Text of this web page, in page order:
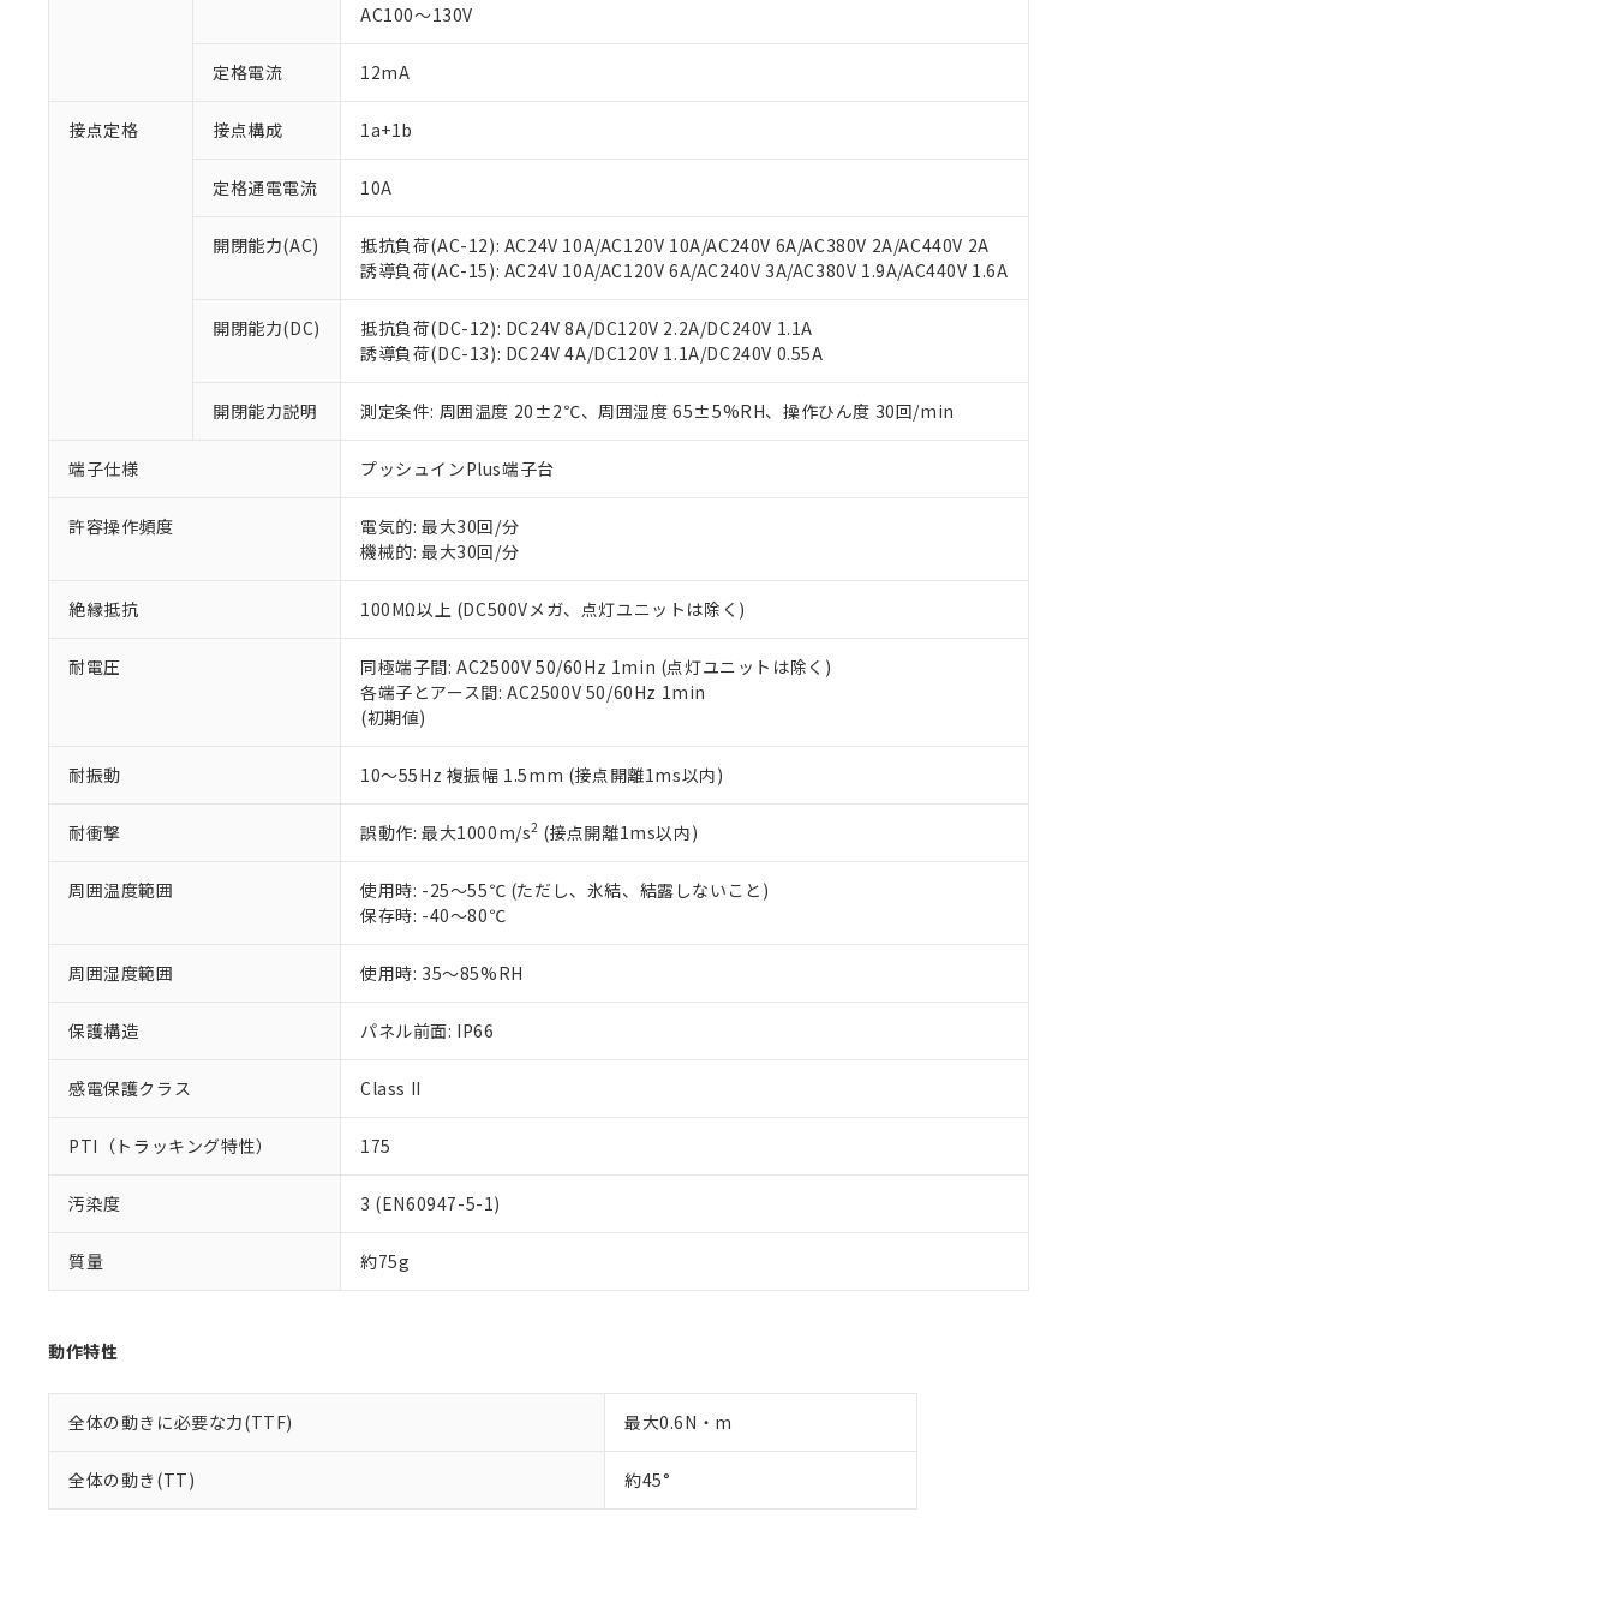
AC100～130V
定格電流 12mA
接点定格 接点構成 1a+1b
定格通電電流 10A
開閉能力(AC)
抵抗負荷(AC-12): AC24V 10A/AC120V 10A/AC240V 6A/AC380V 2A/AC440V 2A
誘導負荷(AC-15): AC24V 10A/AC120V 6A/AC240V 3A/AC380V 1.9A/AC440V 1.6A
開閉能力(DC)
抵抗負荷(DC-12): DC24V 8A/DC120V 2.2A/DC240V 1.1A
誘導負荷(DC-13): DC24V 4A/DC120V 1.1A/DC240V 0.55A
開閉能力説明 測定条件: 周囲温度 20±2℃、周囲湿度 65±5%RH、操作ひん度 30回/min
端子仕様 プッシュインPlus端子台
許容操作頻度
電気的: 最大30回/分
機械的: 最大30回/分
絶縁抵抗 100MΩ以上 (DC500Vメガ、点灯ユニットは除く)
耐電圧
同極端子間: AC2500V 50/60Hz 1min (点灯ユニットは除く)
各端子とアース間: AC2500V 50/60Hz 1min
(初期値)
耐振動 10～55Hz 複振幅 1.5mm (接点開離1ms以内)
耐衝撃 誤動作: 最大1000m/s2 (接点開離1ms以内)
周囲温度範囲
使用時: -25～55℃ (ただし、氷結、結露しないこと)
保存時: -40～80℃
周囲湿度範囲 使用時: 35～85%RH
保護構造 パネル前面: IP66
感電保護クラス Class II
PTI（トラッキング特性） 175
汚染度 3 (EN60947-5-1)
質量 約75g
動作特性
全体の動きに必要な力(TTF) 最大0.6N・m
全体の動き(TT) 約45°
ご利用条件
以下の条件をお読みいただき、同意のうえご利用ください。
くものです。
当社制御機器事業取扱商品の中には、本サービスの対象外となる商品もあることをご了承ください。
在庫状況および標準価格照会結果は、記載している更新日時点での社内データに基づき作成されるも
のであり、閲覧された時点での実際の在庫および標準価格とは異なる場合があることをご了承くださ
い。
正式な納期状況および標準価格はお客様のお取引先、またはお客様担当のオムロン制御機器販売店・
当社販売員にご相談ください。
オムロン制御機器販売店や当社販売拠点は「 販売ネットワーク
」をご確認ください。
在庫状況および標準価格結果を当社の事前の承諾なく第三者に漏洩または開示しないようお願いしま
す。
マイパーツ機能（部品リスト作成サービス）をご利用いただくには、I-Webメンバーズにご登録され
お客様が当ウェブサイト上で当社にご登録された部品リストについて、当社および当社の共同利用者
が、当社の製品・サービスに関するお客様との取引・商談に必要な範囲で利用することをご了承くだ
さい。
※当社の共同利用者とは、"個人情報の共同利用に関して"
いる法人を指します。
対応済み：EU RoHS指令（10物質）の非含有に対応した製品が提供可能な商品です。
調査・確認中：EU RoHS指令（10物質）の非含有の対応状況を調査中または確認中の商品です。
非該当品：ライセンス料など無形物で、有害物質有無と関係のない商品です。
仕入先様の事情により、非含有部品としていたものが、含有品と判明した場合などやむを得ず変更すること
があります。
六価クロム(Cr(Ⅵ)) 1000ppm以下、ポリ臭化ビフェニル類(PBB) 1000ppm以下、ポリ臭化ジフェニルエーテル類(PBDE) 1000ppm以下、
フタル酸ビス(2-エチルヘキシル) (DEHP)(別名：DOP) 1000ppm以下、フタル酸ブチルベンジル（BBP） 1000ppm以下、フタル酸ジブチ
ル（DBP） 1000ppm以下、フタル酸ジイソブチル (DIBP) 1000ppm以下
但し、RoHS指令で産業用監視および制御機器に対する適用除外項目は除く。
※2 対応予定月
部品在庫の切り替え状況などにより、予定月が前後することがあります。
※3 非含有証明書ダウンロード
下記の非含有証明書をダウンロードすることができます。
EU RoHS指令（10物質）の非含有証明書
51物質の非含有証明書（当社基準）
※本証明書は発行日時点で非含有を証明するもので、過去に遡って非含有を証明するものではありません。
また、RoHS指令のフタル酸エステル類４物質の対応では、対応完了までの期間は出荷製品に未対応品が
混在することから備考欄に対応日を記載しておりました。
既に当社にて対応品への在庫切替を完了していることから、特段のことがない限り、2022年1月12日よ
り割愛しております。
※1 中国RoHS○×表
「×」：最大均質材料含有率が中国RoHSの基準値を超えていることを示します。
「－」：未確認です。当社販売部門へお問い合わせください。
*中国RoHS10物質の基準値 (GB/T26572)：
DBP(フタル酸ジブチル) : 1000ppm、 DIBP(フタル酸ジイソブチル) : 1000ppm、 BBP(フタル酸ブチルベンジル) : 1000ppm、
DEHP(フタル酸ビス(2-エチルヘキシル)) : 1000ppm
※2 環境保護使用期限
「ｅ」：有害物質（10物質）のすべてが基準値以下であることを示します。
「10」：通常の使用状況下において有害物質が外部に漏えいし、環境に深刻な影響を及ぼさない年数を意
味します。
「－」：未確認です。当社販売部門へお問い合わせください。
う）を輸出または国外への提供する場合は、日本国政府の輸出許可(または役務取引許可)を取得する
などの必要な手続きをとります。
当社は規制貨物を破棄する場合は、完全に破砕するなど、違法に輸出されないよう必要な手段を講じ
当社は貴社製品を、核兵器、ミサイル、化学兵器、生物兵器またはその他武器並びにこれらの製造装
置等に一切使用いたしません。
当社は、貴社製品を第三者に販売する場合は、上記1、2および3の内容を当該第三者に通知します。
また当社は、販売先および販売に係わる関係者が違法に輸出するおそれがある場合は、取り引きをい
たしません。
記
号
説明
○ 一定数以上の在庫あり
△ 一定数には満たないが在庫あり
－
在庫なし(最新の在庫状況については、お客様のお取引先、またはお客様担当のオムロン制御
機器販売店・当社販売員にご確認ください)
空
白
受注生産機種、また在庫状況の情報を公開していない機種